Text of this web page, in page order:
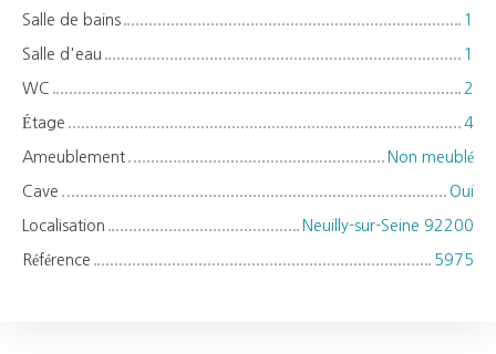
Salle de bains 1
Salle d'eau 1
WC 2
Étage 4
Ameublement Non meublé
Cave Oui
Localisation Neuilly-sur-Seine 92200
Référence 5975